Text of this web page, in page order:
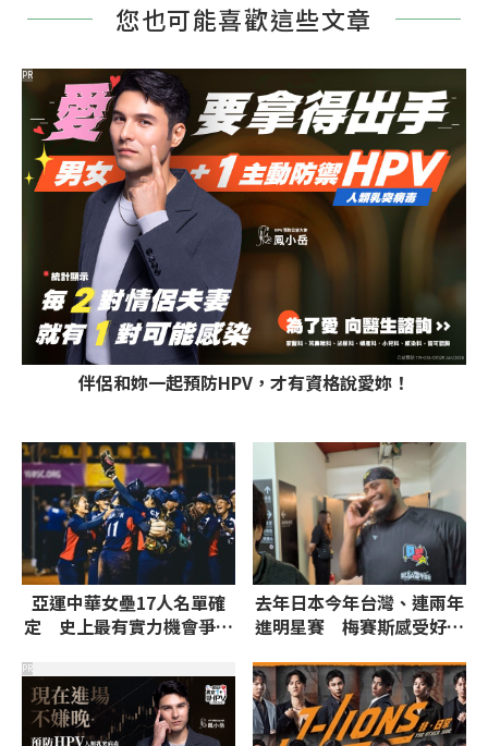
您也可能喜歡這些文章
伴侶和妳一起預防HPV，才有資格說愛妳！
PR
亞運中華女壘17人名單確
定 史上最有實力機會爭取
去年日本今年台灣、連兩年
進明星賽 梅賽斯感受好友
PR